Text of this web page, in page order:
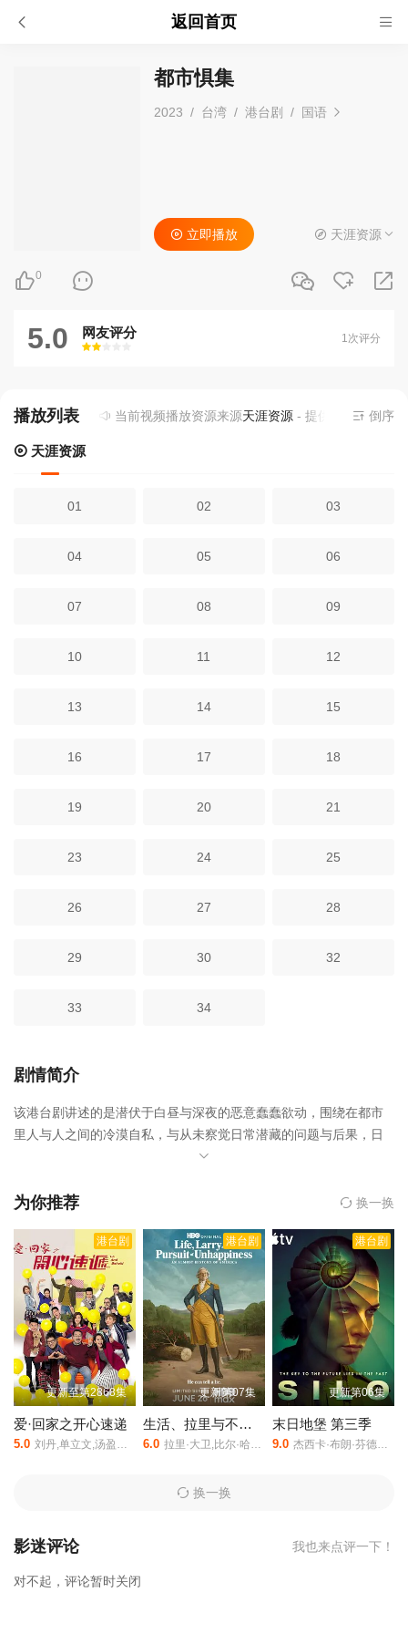
返回首页
都市惧集
2023 / 台湾 / 港台剧 / 国语
0
立即播放 天涯资源
5.0 网友评分
很差
较差还行推荐力荐
1次评分
播放列表 当前视频播放资源来源天涯资源- 提供为您免费在线
倒序
天涯资源
01 02 03
04 05 06
07 08 09
10 11 12
13 14 15
16 17 18
19 20 21
23 24 25
26 27 28
29 30 32
33 34
剧情简介
该港台剧讲述的是潜伏于白昼与深夜的恶意蠢蠢欲动，围绕在都市
里人与人之间的冷漠自私，与从未察觉日常潜藏的问题与后果，日
常无声的街巷、人声鼎沸的商圈、表面宁静的住宅大楼，透过每集
件随时发生，都市惧集是由李俊宏执导,许玮甯,刘品言,林柏宏,邵奕
主演的,于2023年上映。
相关赞助院线：策驰影院，星辰影院，星空
影院，西瓜影院，抖音短剧视频等40集全集完整版资源免费在线观
看。
为你推荐 换一换
港台剧
更新至第2868集
爱·回家之开心速递
5.0 刘丹,单立文,汤盈盈,吕慧仪,罗乐林,马贯东,苏韵姿,周嘉洛,陈浚霆,吴伟豪
港台剧
更新第07集
生活、拉里与不快乐的追求：一部美国史
6.0 拉里·大卫,比尔·哈德尔,凯瑟琳·哈恩,林-曼努尔·米兰达,乔恩·哈姆,西恩·海耶斯,安娜·奥斯奥拉,苏茜·伊斯曼,Jake,Reiner,巴拉克·奥巴马,Misha,Suvorov,Vincent,Vaughan
港台剧
更新第06集
末日地堡 第三季
9.0 杰西卡·布朗·芬德利,科曼,丽贝卡·弗格森,阿什利·祖克曼,杰西卡·亨维克,马特·克拉文,哈丽特·瓦尔特,莫文·克里斯蒂,科林·汉克斯,肖恩·麦克雷,里克·戈麦斯,里德·伯尼,劳拉·伊内斯,才那扎·乌奇,亚历山大·莱利,克莱尔·珀金斯,阿维·纳什,雷米·米尔纳,史蒂夫·扎恩,比利·波斯尔思韦特
换一换
影迷评论 我也来点评一下！
对不起，评论暂时关闭